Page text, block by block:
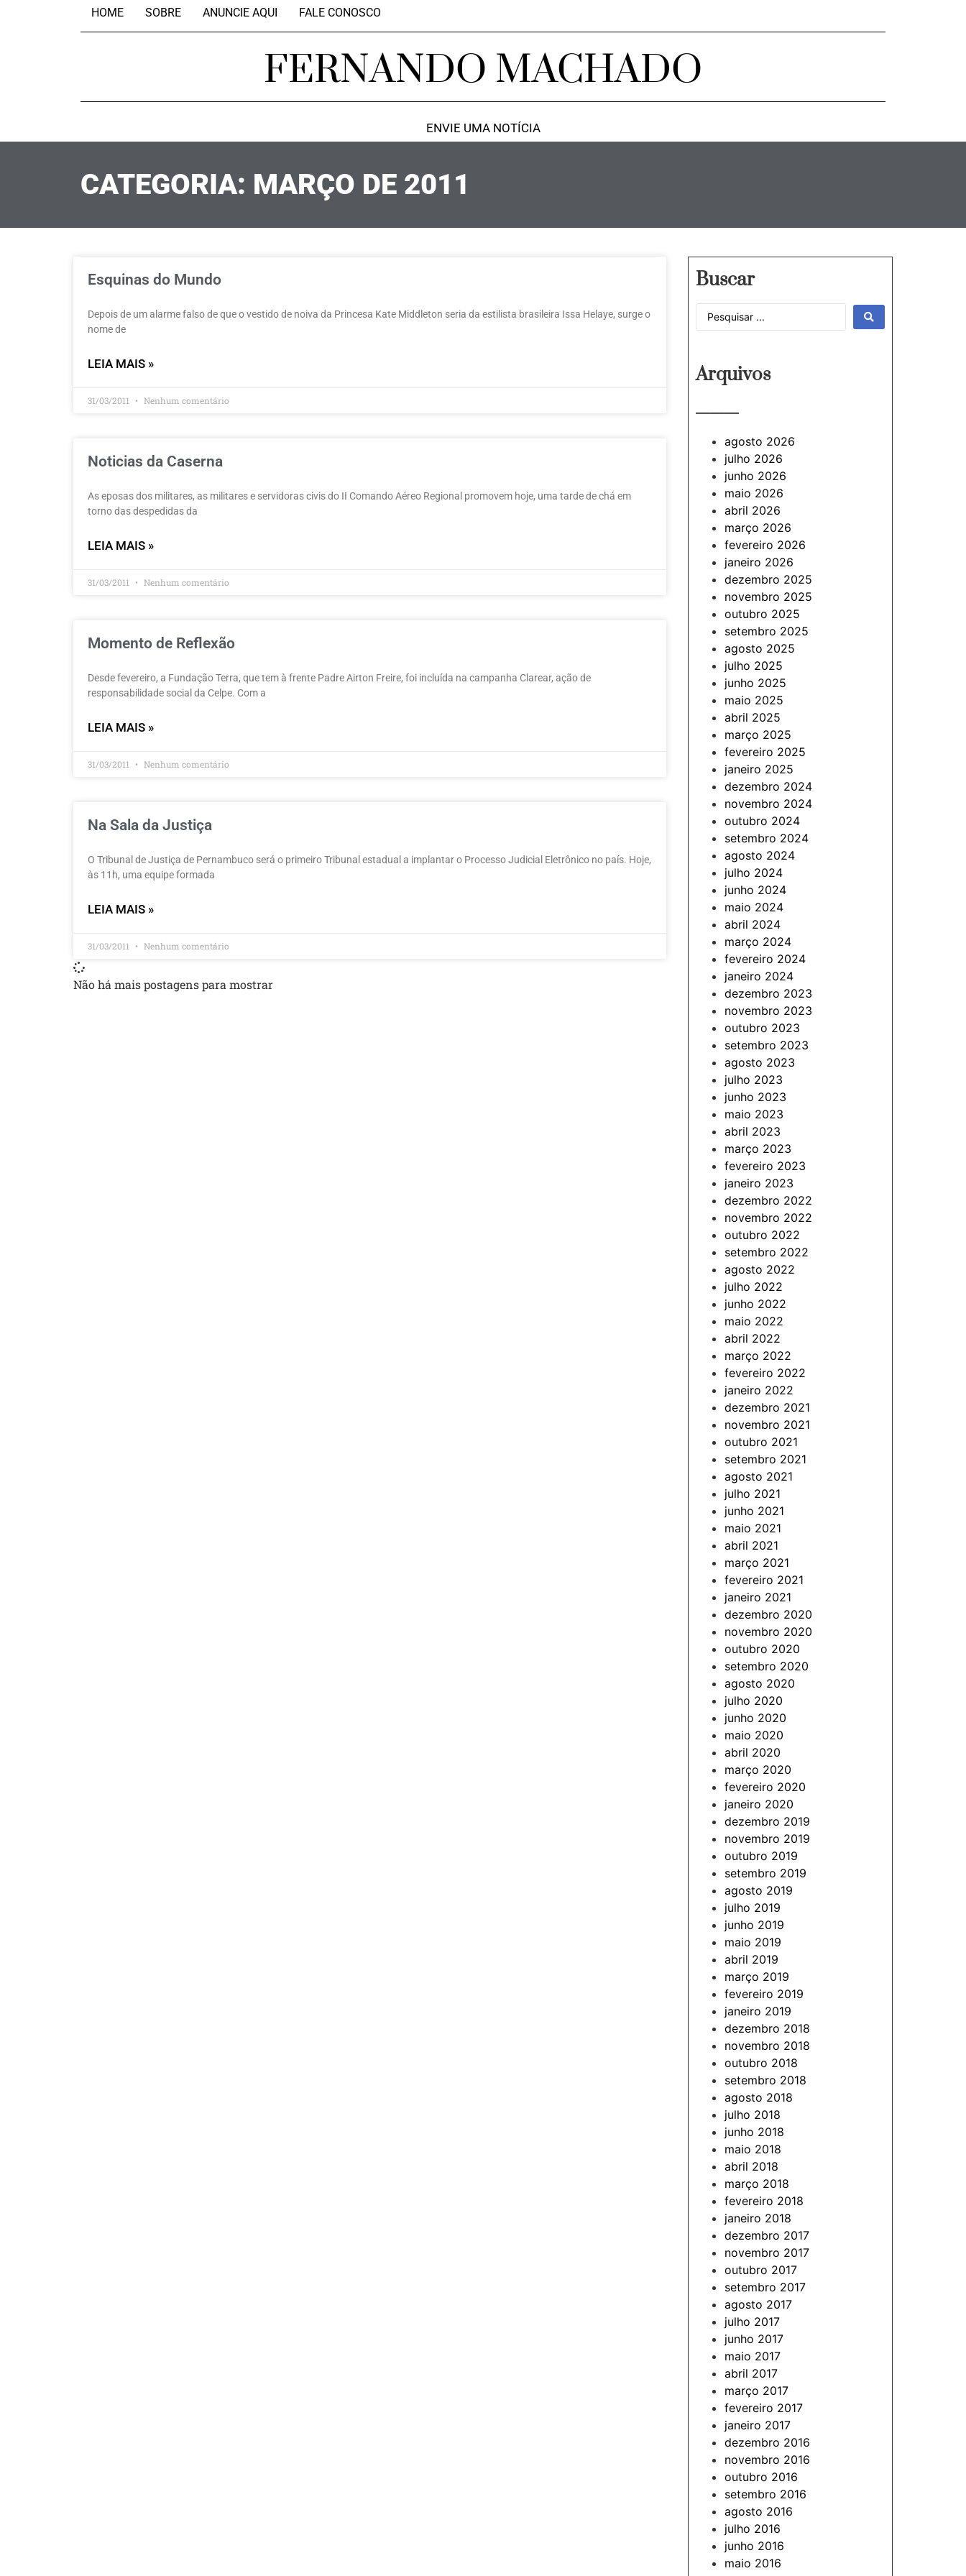
HOME SOBRE ANUNCIE AQUI FALE CONOSCO
FERNANDO MACHADO
ENVIE UMA NOTÍCIA
CATEGORIA: MARÇO DE 2011
Esquinas do Mundo
Depois de um alarme falso de que o vestido de noiva da Princesa Kate Middleton seria da estilista brasileira Issa Helaye, surge o
nome de
LEIA MAIS »
31/03/2011 Nenhum comentário
Noticias da Caserna
As eposas dos militares, as militares e servidoras civis do II Comando Aéreo Regional promovem hoje, uma tarde de chá em
torno das despedidas da
LEIA MAIS »
31/03/2011 Nenhum comentário
Momento de Reflexão
Desde fevereiro, a Fundação Terra, que tem à frente Padre Airton Freire, foi incluída na campanha Clarear, ação de
responsabilidade social da Celpe. Com a
LEIA MAIS »
31/03/2011 Nenhum comentário
Na Sala da Justiça
O Tribunal de Justiça de Pernambuco será o primeiro Tribunal estadual a implantar o Processo Judicial Eletrônico no país. Hoje,
às 11h, uma equipe formada
LEIA MAIS »
31/03/2011 Nenhum comentário
Não há mais postagens para mostrar
Buscar
Arquivos
———
agosto 2026
julho 2026
junho 2026
maio 2026
abril 2026
março 2026
fevereiro 2026
janeiro 2026
dezembro 2025
novembro 2025
outubro 2025
setembro 2025
agosto 2025
julho 2025
junho 2025
maio 2025
abril 2025
março 2025
fevereiro 2025
janeiro 2025
dezembro 2024
novembro 2024
outubro 2024
setembro 2024
agosto 2024
julho 2024
junho 2024
maio 2024
abril 2024
março 2024
fevereiro 2024
janeiro 2024
dezembro 2023
novembro 2023
outubro 2023
setembro 2023
agosto 2023
julho 2023
junho 2023
maio 2023
abril 2023
março 2023
fevereiro 2023
janeiro 2023
dezembro 2022
novembro 2022
outubro 2022
setembro 2022
agosto 2022
julho 2022
junho 2022
maio 2022
abril 2022
março 2022
fevereiro 2022
janeiro 2022
dezembro 2021
novembro 2021
outubro 2021
setembro 2021
agosto 2021
julho 2021
junho 2021
maio 2021
abril 2021
março 2021
fevereiro 2021
janeiro 2021
dezembro 2020
novembro 2020
outubro 2020
setembro 2020
agosto 2020
julho 2020
junho 2020
maio 2020
abril 2020
março 2020
fevereiro 2020
janeiro 2020
dezembro 2019
novembro 2019
outubro 2019
setembro 2019
agosto 2019
julho 2019
junho 2019
maio 2019
abril 2019
março 2019
fevereiro 2019
janeiro 2019
dezembro 2018
novembro 2018
outubro 2018
setembro 2018
agosto 2018
julho 2018
junho 2018
maio 2018
abril 2018
março 2018
fevereiro 2018
janeiro 2018
dezembro 2017
novembro 2017
outubro 2017
setembro 2017
agosto 2017
julho 2017
junho 2017
maio 2017
abril 2017
março 2017
fevereiro 2017
janeiro 2017
dezembro 2016
novembro 2016
outubro 2016
setembro 2016
agosto 2016
julho 2016
junho 2016
maio 2016